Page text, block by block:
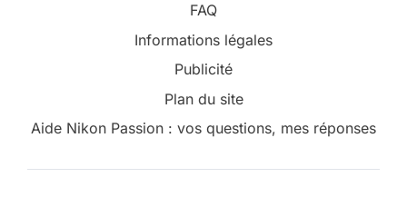
FAQ
Informations légales
Publicité
Plan du site
Aide Nikon Passion : vos questions, mes réponses